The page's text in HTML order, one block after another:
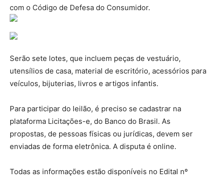
com o Código de Defesa do Consumidor.
Serão sete lotes, que incluem peças de vestuário,
utensílios de casa, material de escritório, acessórios para
veículos, bijuterias, livros e artigos infantis.
Para participar do leilão, é preciso se cadastrar na
plataforma Licitações-e, do Banco do Brasil. As
propostas, de pessoas físicas ou jurídicas, devem ser
enviadas de forma eletrônica. A disputa é online.
Todas as informações estão disponíveis no Edital nº